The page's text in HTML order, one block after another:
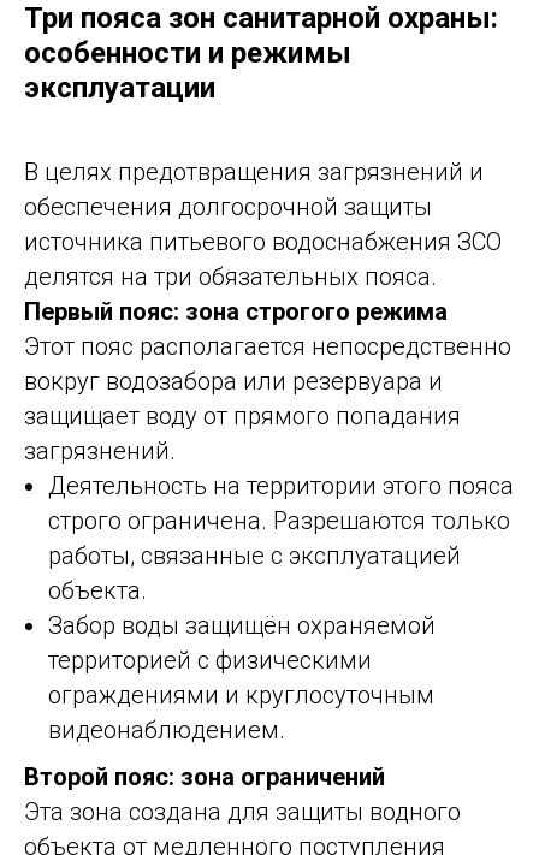
Три пояса зон санитарной охраны:
особенности и режимы
эксплуатации
В целях предотвращения загрязнений и
обеспечения долгосрочной защиты
источника питьевого водоснабжения ЗСО
делятся на три обязательных пояса.
Первый пояс: зона строгого режима
Этот пояс располагается непосредственно
вокруг водозабора или резервуара и
защищает воду от прямого попадания
загрязнений.
Деятельность на территории этого пояса
строго ограничена. Разрешаются только
работы, связанные с эксплуатацией
объекта.
Забор воды защищён охраняемой
территорией с физическими
ограждениями и круглосуточным
видеонаблюдением.
Второй пояс: зона ограничений
Эта зона создана для защиты водного
объекта от медленного поступления